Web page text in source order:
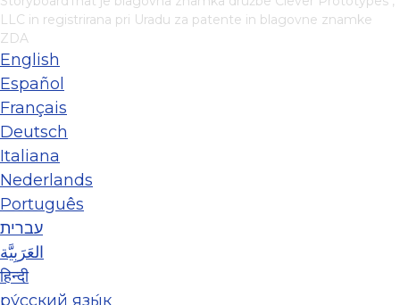
LLC in registrirana pri Uradu za patente in blagovne znamke
ZDA
English
Español
Français
Deutsch
Italiana
Nederlands
Português
עברית
العَرَبِيَّة
हिन्दी
ру́сский язы́к